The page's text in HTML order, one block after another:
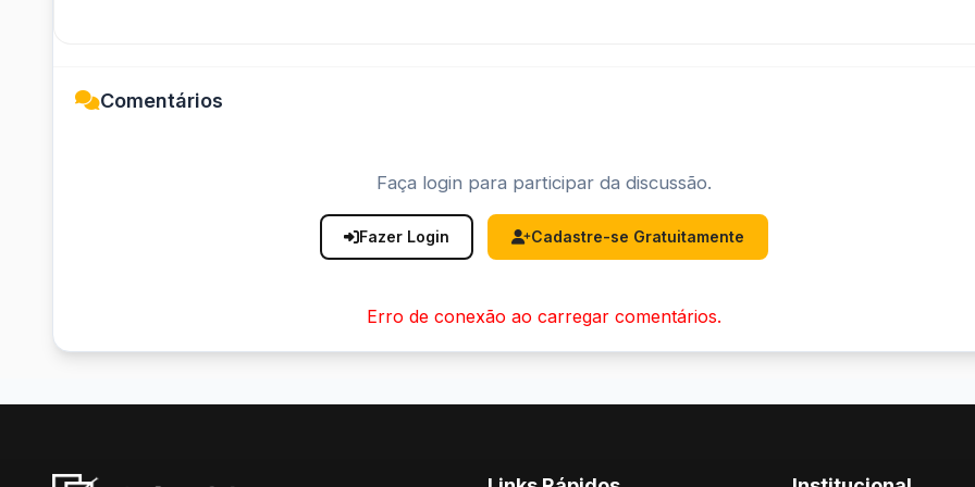
Comentários
Faça login para participar da discussão.
Fazer Login Cadastre-se Gratuitamente
Erro de conexão ao carregar comentários.